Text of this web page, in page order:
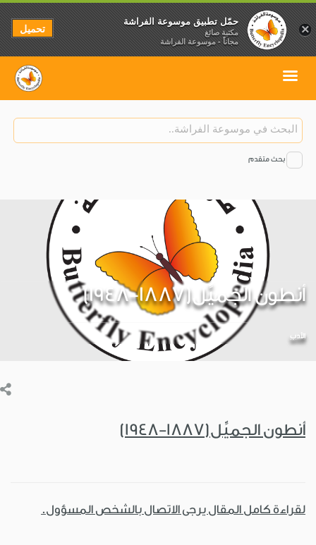
بحث متقدم
أنطون الجميِّل(1887-1948)
الأدب
أنطون الجميِّل(1887-1948)
لقراءة كامل المقال يرجى الاتصال بالشخص المسؤول.
×
حمّل تطبيق موسوعة الفراشة
مكتبة صائغ
مجاناً - موسوعة الفراشة
تحميل